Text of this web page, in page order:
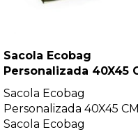
Sacola Ecobag
Personalizada 40X45
Sacola Ecobag
Personalizada 40X45 CM
Sacola Ecobag